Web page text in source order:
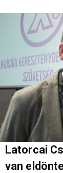
Latorcai
van